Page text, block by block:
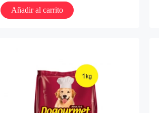
Añadir al carrito